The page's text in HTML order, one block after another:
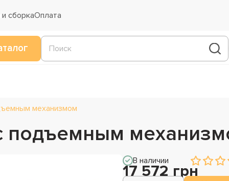
сборкаОплата
механизмом
подъемным
В наличии
17 572 грн